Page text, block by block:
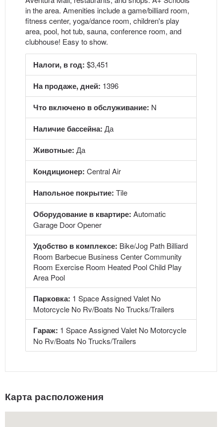
in the area. Amenities include a game/billiard room,
fitness center, yoga/dance room, children's play
area, pool, hot tub, sauna, conference room, and
clubhouse! Easy to show.
Налоги, в год: $3,451
На продаже, дней: 1396
Что включено в обслуживание: N
Наличие бассейна: Да
Животные: Да
Кондиционер: Central Air
Напольное покрытие: Tile
Оборудование в квартире: Automatic
Garage Door Opener
Удобство в комплексе: Bike/Jog Path Billiard
Room Barbecue Business Center Community
Room Exercise Room Heated Pool Child Play
Area Pool
Парковка: 1 Space Assigned Valet No
Motorcycle No Rv/Boats No Trucks/Trailers
Гараж: 1 Space Assigned Valet No Motorcycle
No Rv/Boats No Trucks/Trailers
Карта расположения